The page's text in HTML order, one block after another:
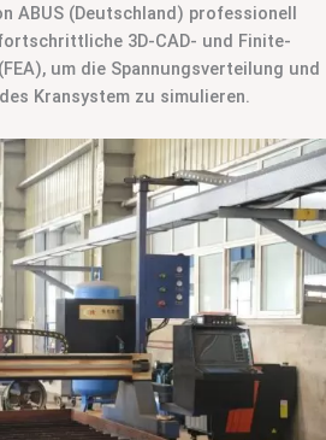
ABUS (Deutschland) professionell
3D-CAD- und Finite-
um die Spannungsverteilung und
Kransystem zu simulieren.